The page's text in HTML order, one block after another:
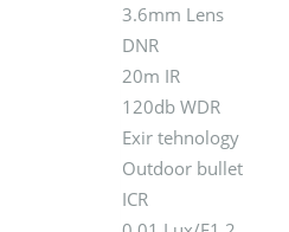
3.6mm Lens
DNR
20m IR
120db WDR
Exir tehnology
Outdoor bullet
ICR